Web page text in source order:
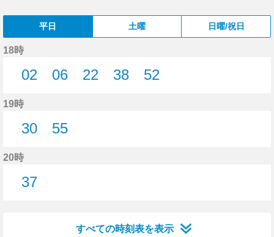
平日 土曜 日曜/祝日
18時
02
06
22
38
52
19時
30
55
20時
37
すべての時刻表を表示